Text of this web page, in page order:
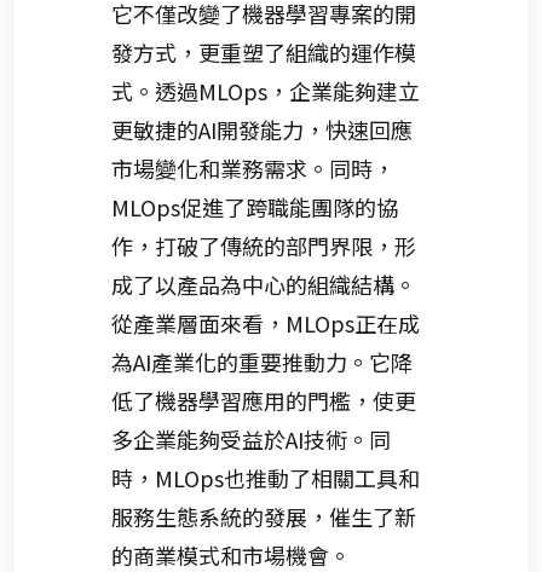
它不僅改變了機器學習專案的開
發方式，更重塑了組織的運作模
式。透過MLOps，企業能夠建立
更敏捷的AI開發能力，快速回應
市場變化和業務需求。同時，
MLOps促進了跨職能團隊的協
作，打破了傳統的部門界限，形
成了以產品為中心的組織結構。
從產業層面來看，MLOps正在成
為AI產業化的重要推動力。它降
低了機器學習應用的門檻，使更
多企業能夠受益於AI技術。同
時，MLOps也推動了相關工具和
服務生態系統的發展，催生了新
的商業模式和市場機會。